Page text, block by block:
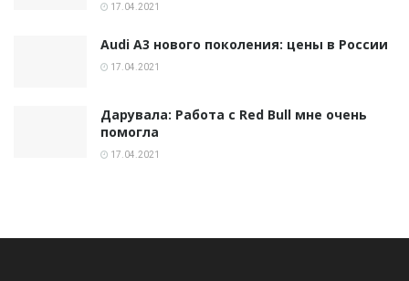
17.04.2021
Audi A3 нового поколения: цены в России
17.04.2021
Дарувала: Работа с Red Bull мне очень
помогла
17.04.2021